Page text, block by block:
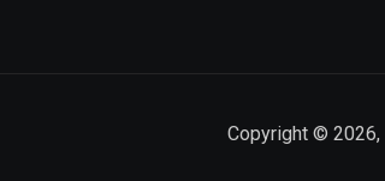
Copyright © 2026,